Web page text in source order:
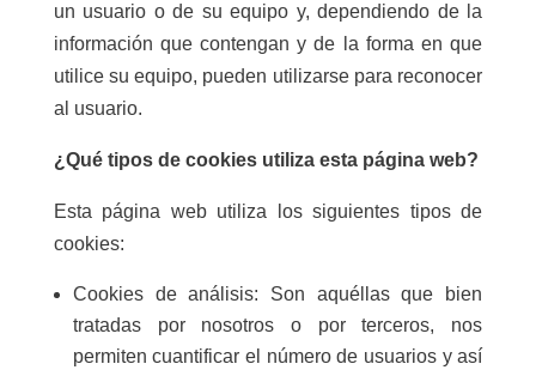
un usuario o de su equipo y, dependiendo de la
información que contengan y de la forma en que
utilice su equipo, pueden utilizarse para reconocer
al usuario.
¿Qué tipos de cookies utiliza esta página web?
Esta página web utiliza los siguientes tipos de
cookies:
Cookies de análisis: Son aquéllas que bien
tratadas por nosotros o por terceros, nos
permiten cuantificar el número de usuarios y así